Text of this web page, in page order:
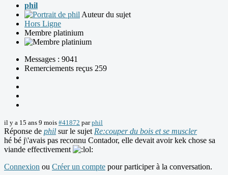
phil
Auteur du sujet
Hors Ligne
Membre platinium
Messages : 9041
Remerciements reçus 259
il y a 15 ans 9 mois #41872 parphil
Réponse de phil sur le sujet Re:couper du bois et se muscler
hé bé j\'avais pas reconnu Contador, elle devait avoir kek chose sa
viande effectivement
Connexion ou Créer un compte pour participer à la conversation.